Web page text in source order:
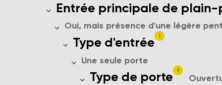
Entrée principale de plain-
Choix unique. Indiquez si
Oui, mais présence d'une légère
Type d'entrée
Les entrées peuvent être
i
Une seule porte
Type de porte
Choix unique. Indiquez
i